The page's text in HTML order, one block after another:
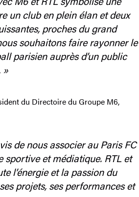
un club en plein élan et deux
proches du grand
souhaitons faire rayonner le
parisien auprès d’un public
»
du Directoire du Groupe M6,
de nous associer au Paris FC
sportive et médiatique. RTL et
l’énergie et la passion du
projets, ses performances et